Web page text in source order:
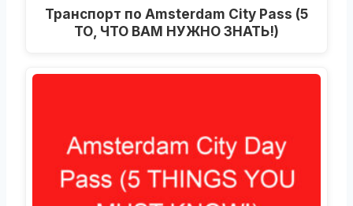
Транспорт по Amsterdam City Pass (5
ТО, ЧТО ВАМ НУЖНО ЗНАТЬ!)